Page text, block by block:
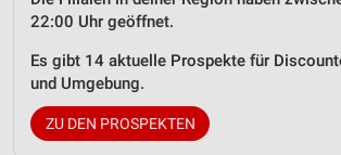
22:00 Uhr geöffnet.
Es gibt 14 aktuelle Prospekte für
und Umgebung.
ZU DEN PROSPEKTEN